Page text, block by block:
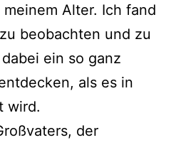
Alter. Ich fand
beobachten und zu
ein so ganz
als es in
wird.
der